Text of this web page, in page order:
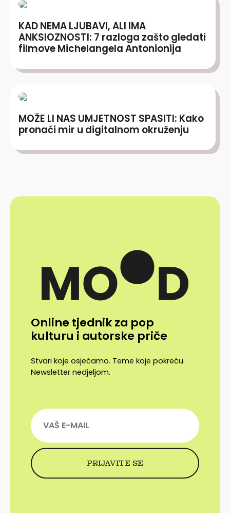
KAD NEMA LJUBAVI, ALI IMA
ANKSIOZNOSTI: 7 razloga zašto gledati
filmove Michelangela Antonionija
MOŽE LI NAS UMJETNOST SPASITI: Kako
pronaći mir u digitalnom okruženju
Online tjednik za pop
kulturu i autorske priče
Stvari koje osjećamo. Teme koje pokreću.
Newsletter nedjeljom.